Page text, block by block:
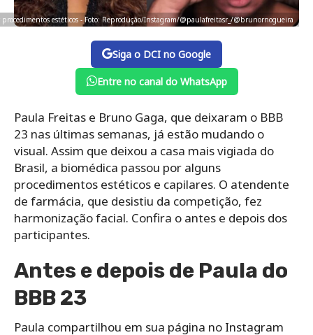
estéticos - Foto: Reprodução/Instagram/@paulafreitasr_/@brunornogueira
Siga o DCI no Google
Entre no canal do WhatsApp
Paula Freitas e Bruno Gaga, que deixaram o BBB
23 nas últimas semanas, já estão mudando o
visual. Assim que deixou a casa mais vigiada do
Brasil, a biomédica passou por alguns
procedimentos estéticos e capilares. O atendente
de farmácia, que desistiu da competição, fez
harmonização facial. Confira o antes e depois dos
participantes.
Antes e depois de Paula do
BBB 23
Paula compartilhou em sua página no Instagram